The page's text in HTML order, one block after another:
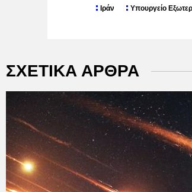
Ιράν Υπουργείο
ΣΧΕΤΙΚΑ ΑΡΘΡΑ